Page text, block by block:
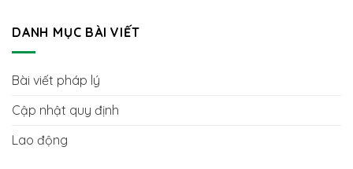
DANH MỤC BÀI VIẾT
Bài viết pháp lý
Cập nhật quy định
Lao động